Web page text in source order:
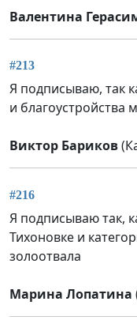
Валентина
#213
Я подписываю, так
и благоустройства
Виктор Бариков
#216
Я подписываю так,
Тихоновке и
золоотвала
Марина Лопатина